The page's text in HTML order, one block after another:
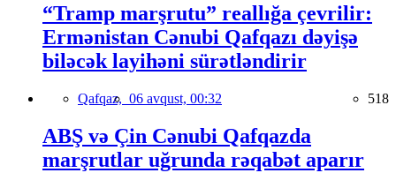
“Tramp marşrutu” reallığa çevrilir:
Ermənistan Cənubi Qafqazı dəyişə
biləcək layihəni sürətləndirir
Qafqaz, 06 avqust, 00:32 518
ABŞ və Çin Cənubi Qafqazda
marşrutlar uğrunda rəqabət aparır